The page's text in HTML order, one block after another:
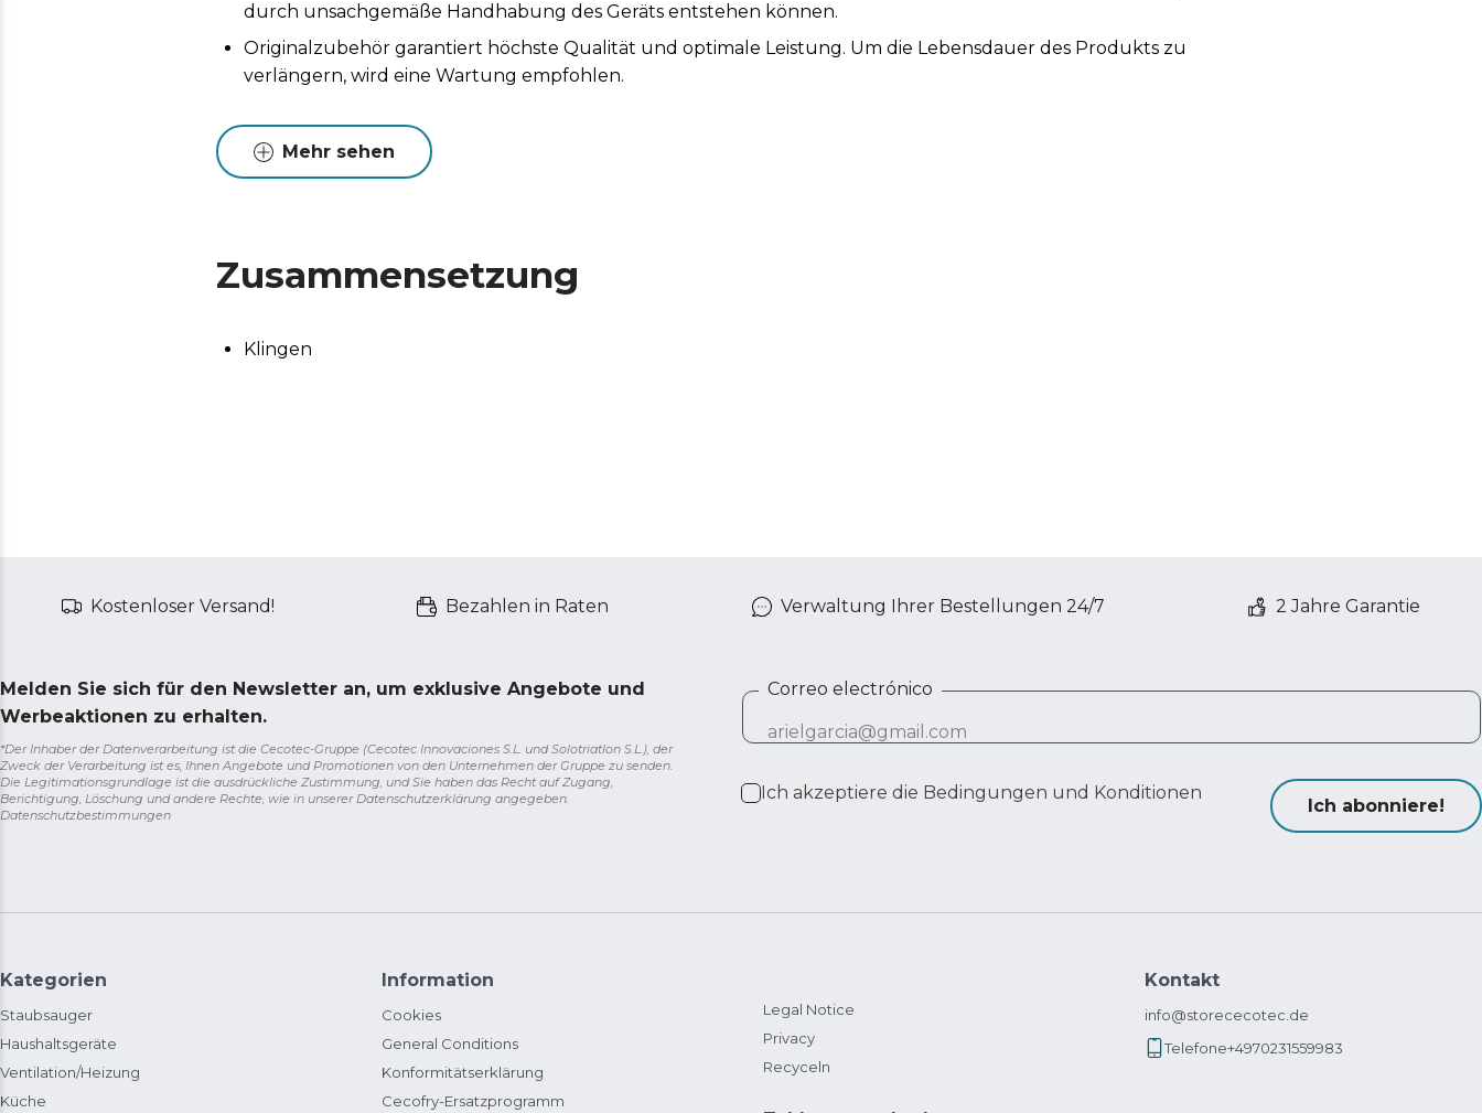
durch unsachgemäße Handhabung des Geräts entstehen können.
Originalzubehör garantiert höchste Qualität und optimale Leistung. Um die Lebensdauer des Produkts zu
verlängern, wird eine Wartung empfohlen.
Mehr sehen
Zusammensetzung
Klingen
Kostenloser Versand! Bezahlen in Raten Verwaltung Ihrer Bestellungen 24/7 2 Jahre Garantie
Melden Sie sich für den Newsletter an, um exklusive Angebote und
Werbeaktionen zu erhalten.
*Der Inhaber der Datenverarbeitung ist die Cecotec-Gruppe (Cecotec Innovaciones S.L. und Solotriatlon S.L.), der
Zweck der Verarbeitung ist es, Ihnen Angebote und Promotionen von den Unternehmen der Gruppe zu senden.
Die Legitimationsgrundlage ist die ausdrückliche Zustimmung, und Sie haben das Recht auf Zugang,
Berichtigung, Löschung und andere Rechte, wie in unserer Datenschutzerklärung angegeben.
Datenschutzbestimmungen
Correo electrónico
Ich akzeptiere die Bedingungen und Konditionen
Ich abonniere!
Kategorien
Staubsauger
Haushaltsgeräte
Ventilation/Heizung
Küche
Information
Cookies
General Conditions
Konformitätserklärung
Cecofry-Ersatzprogramm
Legal Notice
Privacy
Recyceln
Kontakt
info@storececotec.de
Telefone+4970231559983